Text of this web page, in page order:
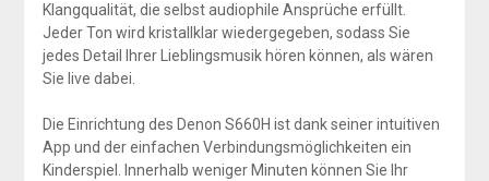
Klangqualität, die selbst audiophile Ansprüche erfüllt.
Jeder Ton wird kristallklar wiedergegeben, sodass Sie
jedes Detail Ihrer Lieblingsmusik hören können, als wären
Sie live dabei.
Die Einrichtung des Denon S660H ist dank seiner intuitiven
App und der einfachen Verbindungsmöglichkeiten ein
Kinderspiel. Innerhalb weniger Minuten können Sie Ihr